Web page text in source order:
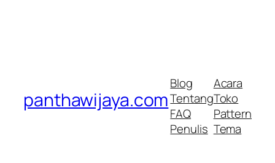
panthawijaya.com
Blog
Tentang
FAQ
Penulis
Acara
Toko
Pattern
Tema